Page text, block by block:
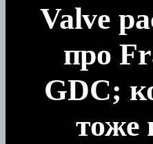
Valve
про
GDC;
тоже